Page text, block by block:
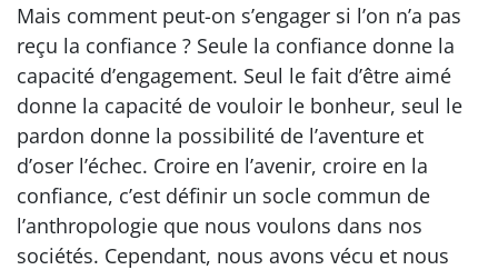
Mais comment peut-on s’engager si l’on n’a pas
reçu la confiance ? Seule la confiance donne la
capacité d’engagement. Seul le fait d’être aimé
donne la capacité de vouloir le bonheur, seul le
pardon donne la possibilité de l’aventure et
d’oser l’échec. Croire en l’avenir, croire en la
confiance, c’est définir un socle commun de
l’anthropologie que nous voulons dans nos
sociétés. Cependant, nous avons vécu et nous